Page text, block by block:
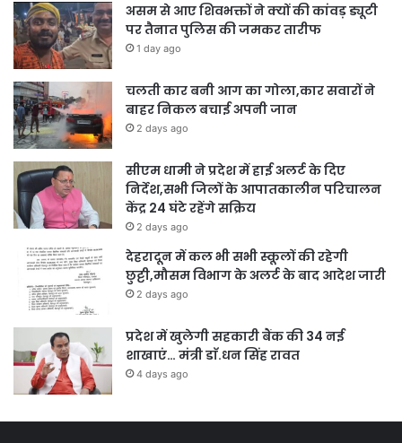
असम से आए शिवभक्तों ने क्यों की कांवड़ ड्यूटी
पर तैनात पुलिस की जमकर तारीफ
1 day ago
चलती कार बनी आग का गोला,कार सवारों ने
बाहर निकल बचाई अपनी जान
2 days ago
सीएम धामी ने प्रदेश में हाई अलर्ट के दिए
निर्देश,सभी जिलों के आपातकालीन परिचालन
केंद्र 24 घंटे रहेंगे सक्रिय
2 days ago
देहरादून में कल भी सभी स्कूलों की रहेगी
छुट्टी,मौसम विभाग के अलर्ट के बाद आदेश जारी
2 days ago
प्रदेश में खुलेगी सहकारी बैंक की 34 नई
शाखाएं… मंत्री डाॅ.धन सिंह रावत
4 days ago